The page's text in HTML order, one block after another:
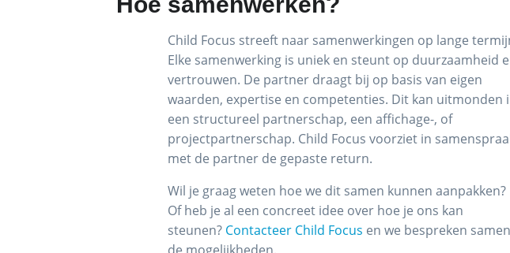
Child Focus streeft naar samenwerkingen op lange
Elke samenwerking is uniek en steunt op duurzaamheid
vertrouwen. De partner draagt bij op basis van eigen
waarden, expertise en competenties. Dit kan uitmonden
een structureel partnerschap, een affichage-, of
projectpartnerschap. Child Focus voorziet in
met de partner de gepaste return.
Wil je graag weten hoe we dit samen kunnen aanpakken?
Of heb je al een concreet idee over hoe je ons kan
steunen? Contacteer Child Focus en we bespreken samen
de mogelijkheden.